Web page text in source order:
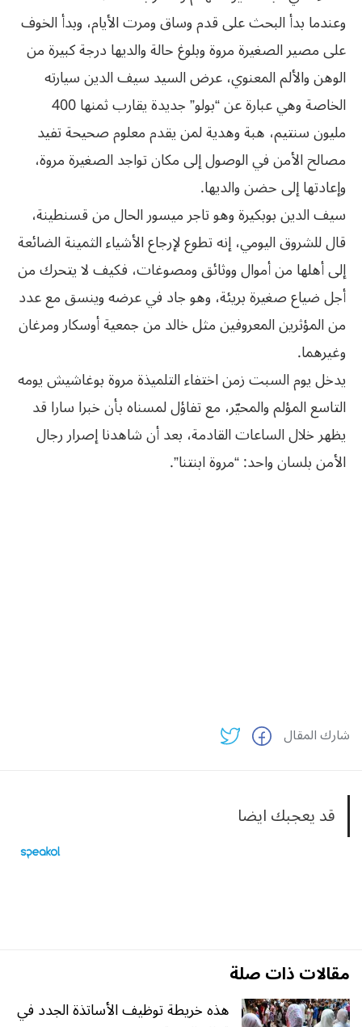
وعندما بدأ البحث على قدم وساق ومرت الأيام، وبدأ الخوف
على مصير الصغيرة مروة وبلوغ حالة والديها درجة كبيرة من
الوهن والألم المعنوي، عرض السيد سيف الدين سيارته
الخاصة وهي عبارة عن “بولو” جديدة يقارب ثمنها 400
مليون سنتيم، هبة وهدية لمن يقدم معلوم صحيحة تفيد
مصالح الأمن في الوصول إلى مكان تواجد الصغيرة مروة،
وإعادتها إلى حضن والديها.
سيف الدين بوبكيرة وهو تاجر ميسور الحال من قسنطينة،
قال للشروق اليومي، إنه تطوع لإرجاع الأشياء الثمينة الضائعة
إلى أهلها من أموال ووثائق ومصوغات، فكيف لا يتحرك من
أجل ضياع صغيرة بريئة، وهو جاد في عرضه وينسق مع عدد
من المؤثرين المعروفين مثل خالد من جمعية أوسكار ومرغان
وغيرهما.
يدخل يوم السبت زمن اختفاء التلميذة مروة بوغاشيش يومه
التاسع المؤلم والمحيّر، مع تفاؤل لمسناه بأن خبرا سارا قد
يظهر خلال الساعات القادمة، بعد أن شاهدنا إصرار رجال
الأمن بلسان واحد: “مروة ابنتنا”.
شارك المقال
قد يعجبك ايضا
مقالات ذات صلة
هذه خريطة توظيف الأساتذة الجدد في